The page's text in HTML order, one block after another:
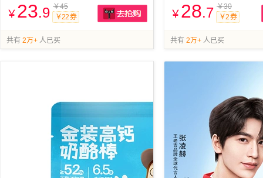
￥ 23.9 ￥45
￥22 券
共有 2万+ 人已买
￥ 28.7 ￥30
￥2 券
共有 2万+ 人已买